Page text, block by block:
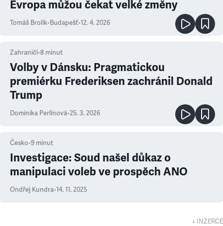
Evropa můžou čekat velké změny
Tomáš Brolík•Budapešť•12. 4. 2026
Zahraničí•8 minut
Volby v Dánsku: Pragmatickou
premiérku Frederiksen zachránil Donald
Trump
Dominika Perlínová•25. 3. 2026
Česko•9 minut
Investigace: Soud našel důkaz o
manipulaci voleb ve prospěch ANO
Ondřej Kundra•14. 11. 2025
↓ INZERCE